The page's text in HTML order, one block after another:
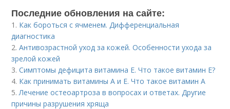
Последние обновления на сайте:
1. Как бороться с ячменем. Дифференциальная
диагностика
2.Антивозрастной уход за кожей. Особенности ухода за
зрелой кожей
3.Симптомы дефицита витамина E. Что такое витамин Е?
4. Как принимать витамины А и Е. Что такое витамин А
5.Лечение остеоартроза в вопросах и ответах. Другие
причины разрушения хряща